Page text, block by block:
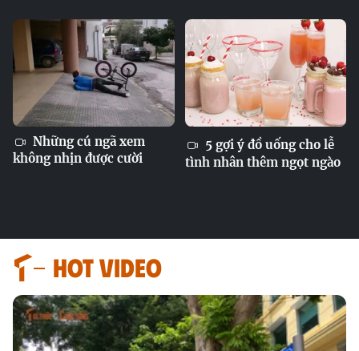
Những cú ngã xem
không nhịn được cười
5 gợi ý đồ uống cho lễ
tình nhân thêm ngọt ngào
HOT VIDEO